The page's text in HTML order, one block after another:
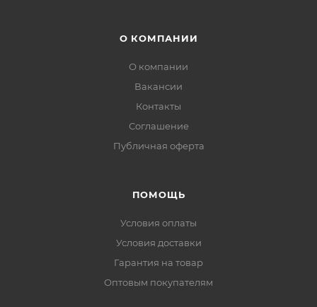
О КОМПАНИИ
О компании
Вакансии
Контакты
Соглашение
Публичная оферта
ПОМОЩЬ
Условия оплаты
Условия доставки
Гарантия на товар
Оптовым покупателям